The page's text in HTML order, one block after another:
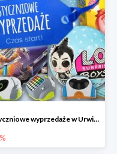
Styczniowe wyprzedaże w Urwis.pl do -30%